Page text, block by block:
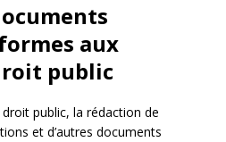
aux
public
public, la rédaction de
et d’autres documents